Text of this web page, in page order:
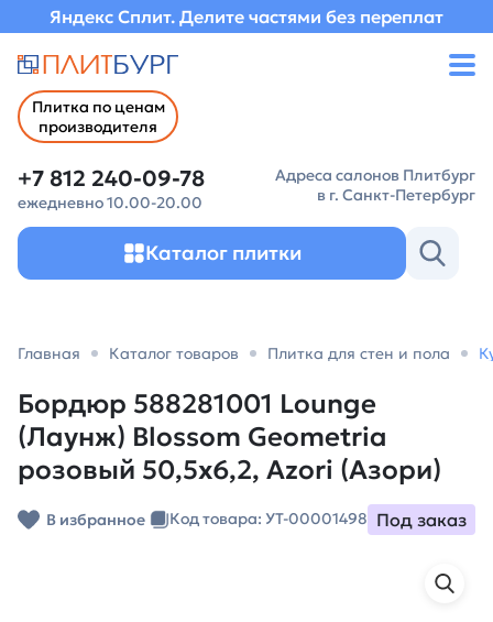
Яндекс Сплит. Делите частями без переплат
Плитка по ценам
производителя
+7 812 240-09-78
ежедневно 10.00-20.00
Адреса салонов Плитбург
в г. Санкт-Петербург
Каталог плитки
Главная Каталог товаров Плитка для стен и пола
Бордюр 588281001 Lounge
(Лаунж) Blossom Geometria
розовый 50,5х6,2, Azori (Азори)
В избранное Код товара: УТ-00001498 Под заказ